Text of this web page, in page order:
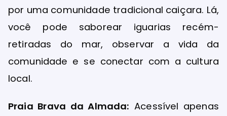
por uma comunidade tradicional caiçara. Lá,
você pode saborear iguarias recém-
retiradas do mar, observar a vida da
comunidade e se conectar com a cultura
local.
Praia Brava da Almada: Acessível apenas